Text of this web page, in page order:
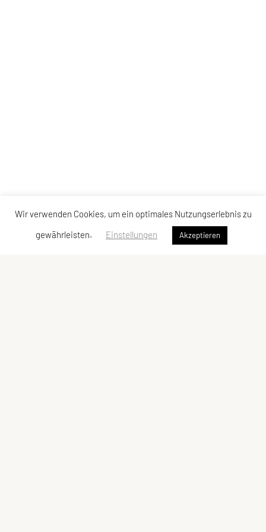
Wir verwenden Cookies, um ein optimales Nutzungserlebnis zu
gewährleisten.
Einstellungen Akzeptieren